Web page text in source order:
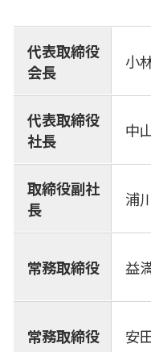
代表取締役
会長
小
代表取締役
社長
中
取締役副社
長
浦
常務取締役 益
常務取締役 安